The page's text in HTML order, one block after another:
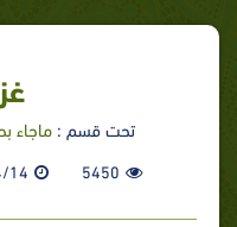
تحت قسم :ماجاء
5450
14